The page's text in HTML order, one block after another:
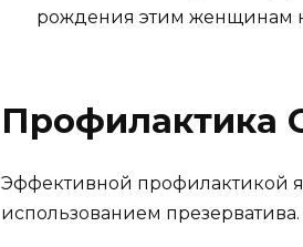
рождения этим женщинам
Профилактика
Эффективной профилактикой
использованием презерватива.